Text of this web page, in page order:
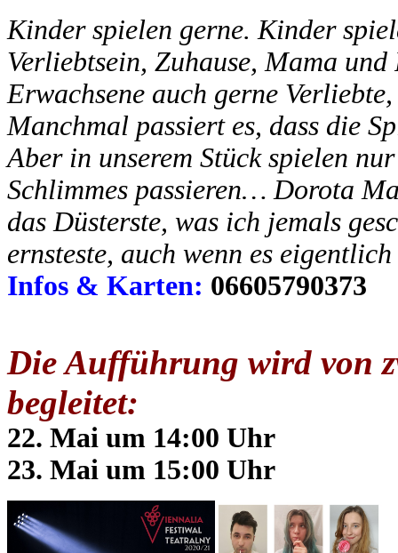
Kinder spielen gerne. Kinder
Verliebtsein, Zuhause, Mama
Erwachsene auch gerne
Manchmal passiert es, dass die
Aber in unserem Stück spielen
Schlimmes passieren… Dorota
das Düsterste, was ich jemals
ernsteste, auch wenn es
Infos & Karten: 06605790373
Die Aufführung wird von
begleitet:
22. Mai um 14:00 Uhr
23. Mai um 15:00 Uhr